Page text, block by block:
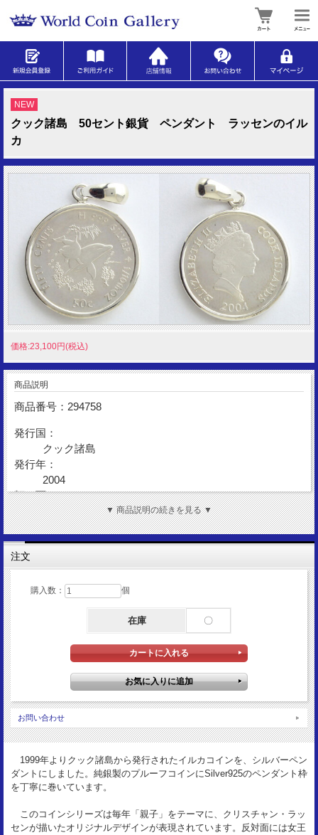
NEW
クック諸島 50セント銀貨 ペンダント ラッセンのイル
カ
価格:23,100円(税込)
商品説明
商品番号：294758
発行国：
クック諸島
発行年：
2004
額 面：
50セント
金 性：
Silver999
枠素材：
クリスチャン・ラッセンのイルカ
エリザベス2世
20.5mm
3.86g
状 態：
Proof
▼ 商品説明の続きを見る ▼
注文
購入数： 個
在庫 〇
お問い合わせ
1999年よりクック諸島から発行されたイルカコインを、シルバーペン
ダントにしました。純銀製のプルーフコインにSilver925のペンダント枠
を丁寧に巻いています。
このコインシリーズは毎年「親子」をテーマに、クリスチャン・ラッ
センが描いたオリジナルデザインが表現されています。反対面には女王